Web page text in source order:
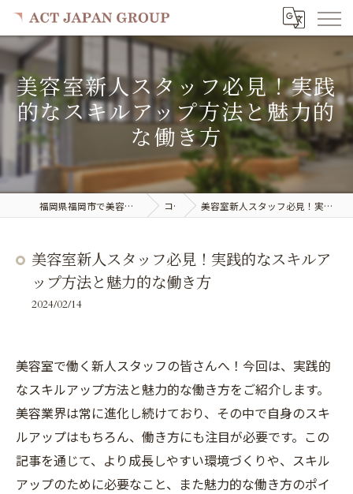
美容室新人スタッフ必見！実践
的なスキルアップ方法と魅力的
な働き方
福岡県福岡市で美容室の求人ならACT JAPAN GROUP コラム 美容室新人スタッフ必見！実践的なスキルアップ方法と魅力的な働き方
美容室新人スタッフ必見！実践的なスキルア
ップ方法と魅力的な働き方
2024/02/14
美容室で働く新人スタッフの皆さんへ！今回は、実践的
なスキルアップ方法と魅力的な働き方をご紹介します。
美容業界は常に進化し続けており、その中で自身のスキ
ルアップはもちろん、働き方にも注目が必要です。この
記事を通じて、より成長しやすい環境づくりや、スキル
アップのために必要なこと、また魅力的な働き方のポイ